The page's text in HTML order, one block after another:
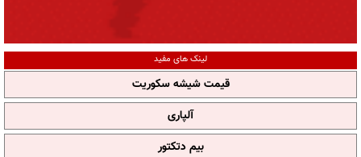
لینک های مفید
قیمت شیشه سکوریت
آلپاری
بیم دتکتور